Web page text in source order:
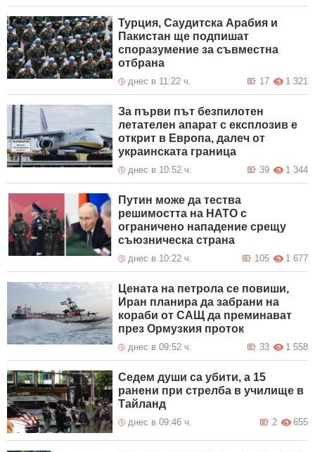
Турция, Саудитска Арабия и
Пакистан ще подпишат
споразумение за съвместна
отбрана
днес в 11:22 ч. 1 321
17
За първи път безпилотен
летателен апарат с експлозив е
открит в Европа, далеч от
украинската граница
днес в 10:52 ч. 1 344
39
Путин може да тества
решимостта на НАТО с
ограничено нападение срещу
съюзническа страна
днес в 10:22 ч. 1 677
105
Цената на петрола се повиши,
Иран планира да забрани на
кораби от САЩ да преминават
през Ормузкия проток
днес в 09:52 ч. 1 558
33
Седем души са убити, а 15
ранени при стрелба в училище в
Тайланд
днес в 09:46 ч. 655
2